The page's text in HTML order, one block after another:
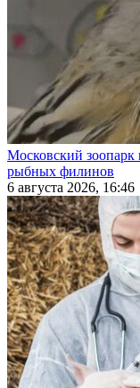
Московский зоопарк
рыбных филинов
6 августа 2026, 16:46